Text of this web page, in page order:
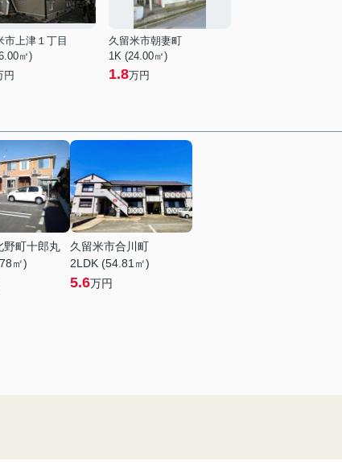
市上津１丁目
㎡)
円
久留米市朝妻町
1K (24.00㎡)
1.8万円
野町十郎丸
㎡)
久留米市合川町
2LDK (54.81㎡)
5.6万円